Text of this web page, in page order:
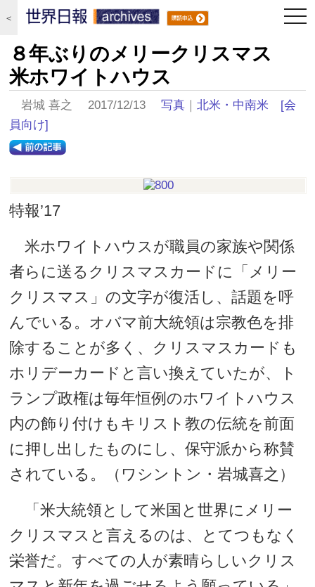
＜
８年ぶりのメリークリスマス
米ホワイトハウス
岩城 喜之 2017/12/13写真 ｜北米・中南米
[会
員向け]
特報’17
米ホワイトハウスが職員の家族や関係
者らに送るクリスマスカードに「メリー
クリスマス」の文字が復活し、話題を呼
んでいる。オバマ前大統領は宗教色を排
除することが多く、クリスマスカードも
ホリデーカードと言い換えていたが、ト
ランプ政権は毎年恒例のホワイトハウス
内の飾り付けもキリスト教の伝統を前面
に押し出したものにし、保守派から称賛
されている。（ワシントン・岩城喜之）
「米大統領として米国と世界にメリー
クリスマスと言えるのは、とてつもなく
栄誉だ。すべての人が素晴らしいクリス